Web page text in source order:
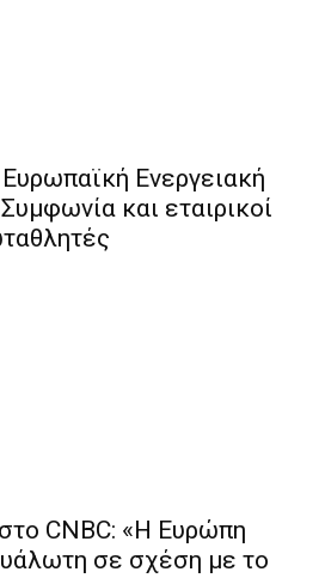
Ενεργειακή
και εταιρικοί
CNBC: «Η Ευρώπη
σε σχέση με το